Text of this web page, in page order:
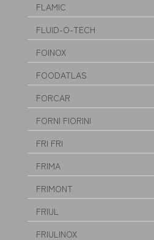
FLAMIC
FLUID-O-TECH
FOINOX
FOODATLAS
FORCAR
FORNI FIORINI
FRI FRI
FRIMA
FRIMONT
FRIUL
FRIULINOX